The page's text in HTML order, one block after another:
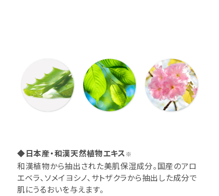
◆日本産・和漢天然植物エキス※
和漢植物から抽出された美肌保湿成分。国産のアロ
エベラ、ソメイヨシノ、サトザクラから抽出した成分で
肌にうるおいを与えます。